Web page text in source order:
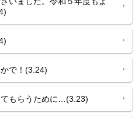
で！(3.24)
もらうために…(3.23)